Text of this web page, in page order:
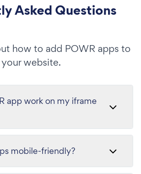
Asked Questions
how to add POWR apps to
your website.
app work on my iframe
mobile-friendly?